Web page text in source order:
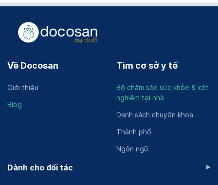
Về Docosan
Giới thiệu
Blog
Tìm cơ sở y tế
Bộ chăm sóc sức khỏe & xét
nghiệm tại nhà
Danh sách chuyên khoa
Thành phố
Ngôn ngữ
Dành cho đối tác ▸